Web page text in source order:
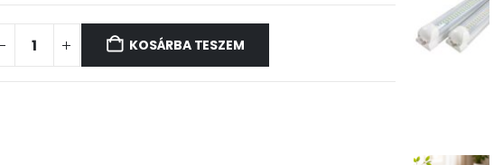
KOSÁRBA TESZEM